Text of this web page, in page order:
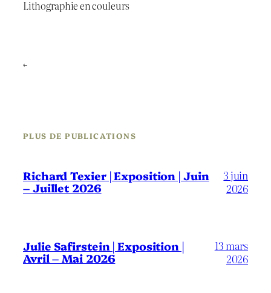
Lithographie en couleurs
←
PLUS DE PUBLICATIONS
Richard Texier | Exposition | Juin
– Juillet 2026
3 juin
2026
Julie Safirstein | Exposition |
Avril – Mai 2026
13 mars
2026